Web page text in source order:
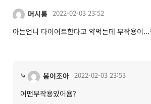
머시룸 2022-02-03 23:52
아는언니 다이어트한다고 약먹는데 부작용이
⤷ 봄이조아 2022-02-03 23:53
어떤부작용있어욤?